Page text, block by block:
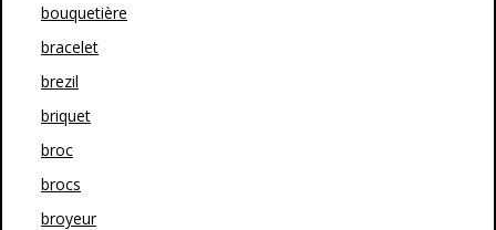
bouquetière
bracelet
brezil
briquet
broc
brocs
broyeur